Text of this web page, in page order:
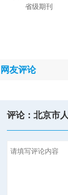
省级期刊
网友评论
评论：北京市